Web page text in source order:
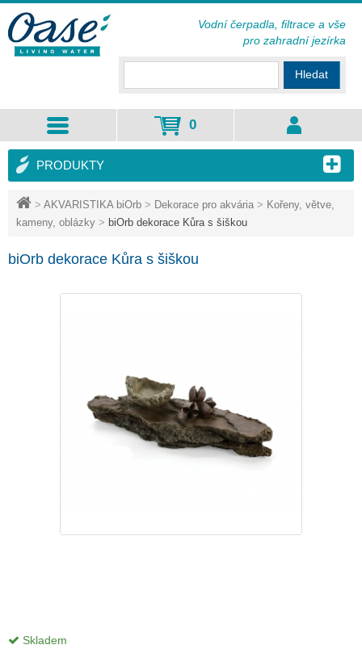
> AKVARISTIKA biOrb > Dekorace pro akvária > Kořeny, větve,
kameny, oblázky > biOrb dekorace Kůra s šiškou
biOrb dekorace Kůra s šiškou
Skladem
PRODUKTY
Hledat
0
Vodní čerpadla, filtrace a vše
pro zahradní jezírka